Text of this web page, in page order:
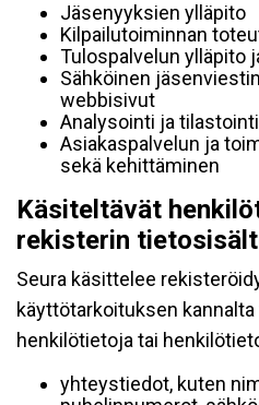
Jäsenyyksien ylläpito
Kilpailutoiminnan
Tulospalvelun ylläpito
Sähköinen
webbisivut
Analysointi ja tilastointi
Asiakaspalvelun ja
sekä kehittäminen
Käsiteltävät
rekisterin
Seura käsittelee
käyttötarkoituksen
henkilötietoja tai
yhteystiedot, kuten